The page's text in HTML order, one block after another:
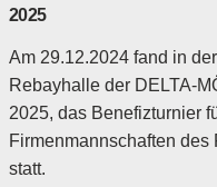
2025
Am 29.12.2024 fand in
Rebayhalle der DELTA-
2025, das Benefizturnier
Firmenmannschaften des
statt.